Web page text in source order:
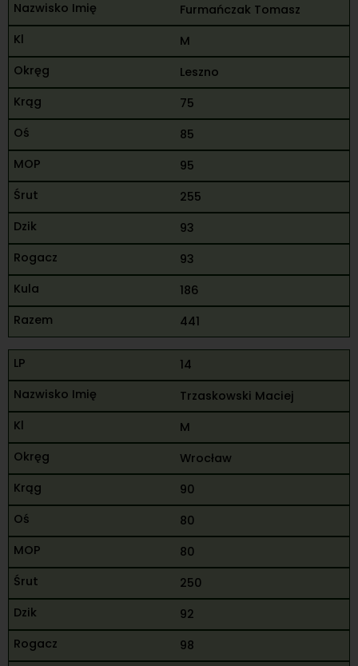
Furmańczak Tomasz
M
Leszno
75
85
95
255
93
93
186
441
14
Trzaskowski Maciej
M
Wrocław
90
80
80
250
92
98